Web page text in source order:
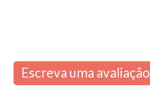
Escreva uma avaliação